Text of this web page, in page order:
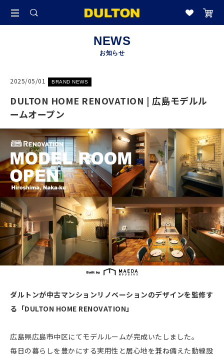
NEWS
お知らせ
2025/05/01 BRAND NEWS
DULTON HOME RENOVATION | 広島モデルル
ームオープン
ダルトンが中古マンションリノベーションのデザインを監修す
る「DULTON HOME RENOVATION」
広島県広島市中区にてモデルルームが完成いたしました。
毎日の暮らしを豊かにする実用性と居心地を兼ね備えた動線設